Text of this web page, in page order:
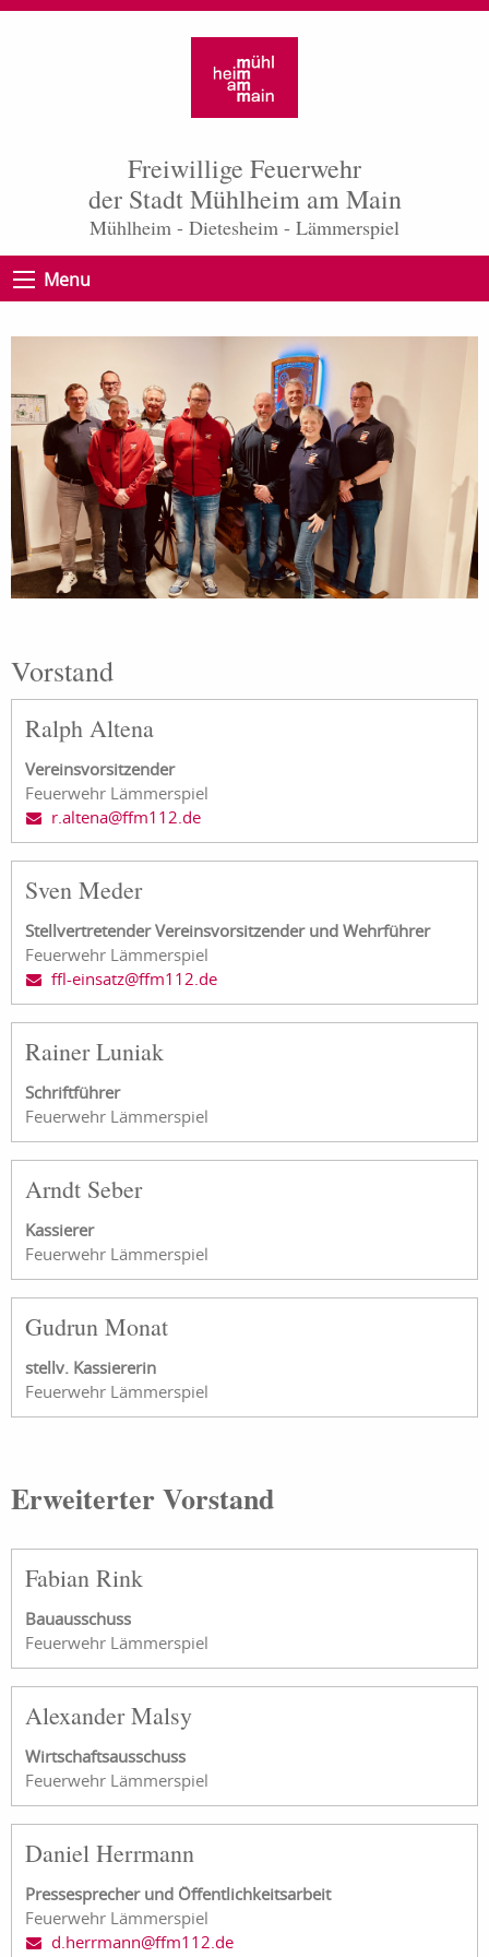
Freiwillige Feuerwehr
der Stadt Mühlheim am Main
Mühlheim - Dietesheim - Lämmerspiel
Menu
Vorstand
Ralph Altena
Vereinsvorsitzender
Feuerwehr Lämmerspiel
r.altena@ffm112.de
Sven Meder
Stellvertretender Vereinsvorsitzender und Wehrführer
Feuerwehr Lämmerspiel
ffl-einsatz@ffm112.de
Rainer Luniak
Schriftführer
Feuerwehr Lämmerspiel
Arndt Seber
Kassierer
Feuerwehr Lämmerspiel
Gudrun Monat
stellv. Kassiererin
Feuerwehr Lämmerspiel
Erweiterter Vorstand
Fabian Rink
Bauausschuss
Feuerwehr Lämmerspiel
Alexander Malsy
Wirtschaftsausschuss
Feuerwehr Lämmerspiel
Daniel Herrmann
Pressesprecher und Öffentlichkeitsarbeit
Feuerwehr Lämmerspiel
d.herrmann@ffm112.de